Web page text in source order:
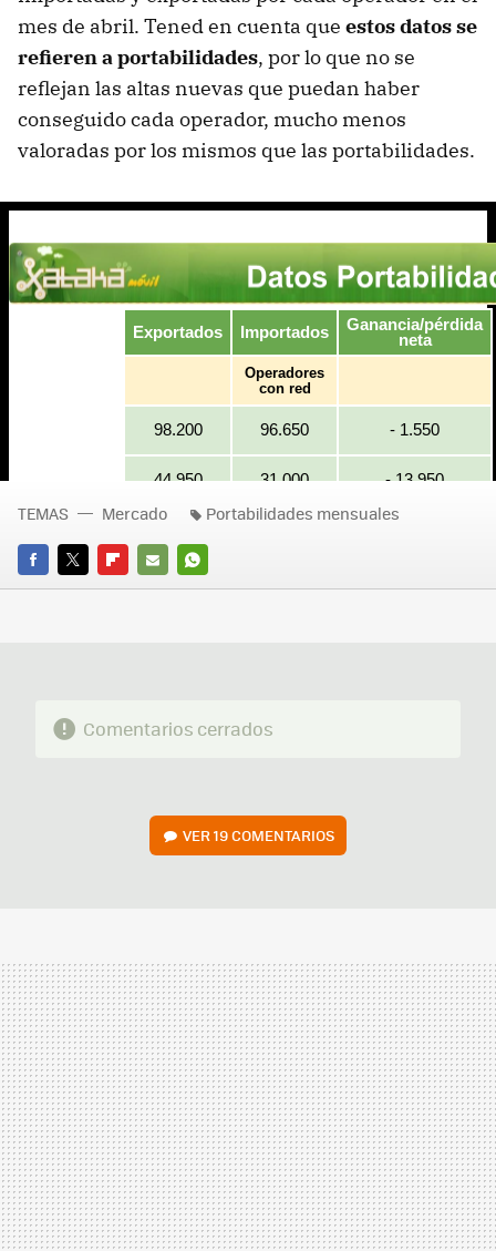
mes de abril. Tened en cuenta que estos datos se
refieren a portabilidades, por lo que no se
reflejan las altas nuevas que puedan haber
conseguido cada operador, mucho menos
valoradas por los mismos que las portabilidades.
FACEBOOK
TWITTERFLIPBOARD
E-
WHATSAPP
TEMAS Mercado Portabilidades mensuales
Comentarios cerrados
VER19 COMENTARIOS